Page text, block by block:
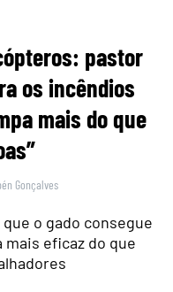
pastor
os incêndios
mais do que
Gonçalves
o gado consegue
eficaz do que